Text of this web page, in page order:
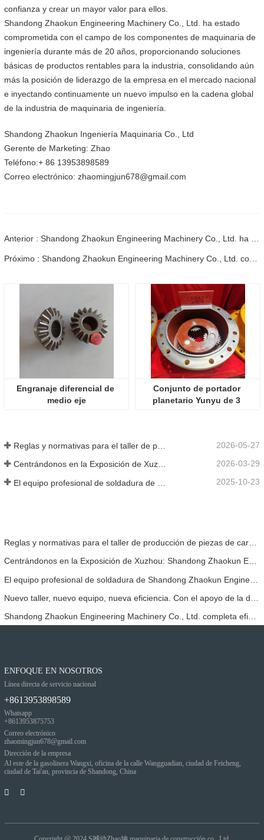
confianza y crear un mayor valor para ellos.
Shandong Zhaokun Engineering Machinery Co., Ltd. ha estado
comprometida con el campo de los componentes de maquinaria de
ingeniería durante más de 20 años, proporcionando soluciones
básicas de productos rentables para la industria, consolidando aún
más la posición de liderazgo de la empresa en el mercado nacional
e inyectando continuamente un nuevo impulso en la cadena global
de la industria de maquinaria de ingeniería.
Shandong Zhaokun Ingeniería Maquinaria Co., Ltd
Gerente de Marketing: Zhao
Teléfono:+ 86 13953898589
Correo electrónico: zhaomingjun678@gmail.com
Engranaje diferencial de
medio eje
Conjunto de portador
planetario Yunyu de 3
2026-05-27
Centrándonos en la Exposición de Xuzhou: Shandong Zhaokun Engineering Machinery Co., Ltd. interpreta la nueva fortaleza de las piezas de cargadoras con "ventaja de origen". 2026-03-29
2025-10-23
Centrándonos en la Exposición de Xuzhou: Shandong Zhaokun Engineering Machinery Co., Ltd. interpreta la nueva fortaleza de las piezas de cargadoras con "ventaja de origen".
ENFOQUE EN NOSOTROS
Línea directa de servicio nacional
+8613953898589
Whatsapp
+8613953875753
Correo electrónico
zhaomingjun678@gmail.com
Dirección de la empresa
Al este de la gasolinera Wangxi, oficina de la calle Wangguadian, ciudad de Feicheng,
ciudad de Tai'an, provincia de Shandong, China